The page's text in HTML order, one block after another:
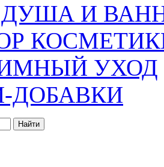
И
УХОД
ДОБАВКИ
Найти